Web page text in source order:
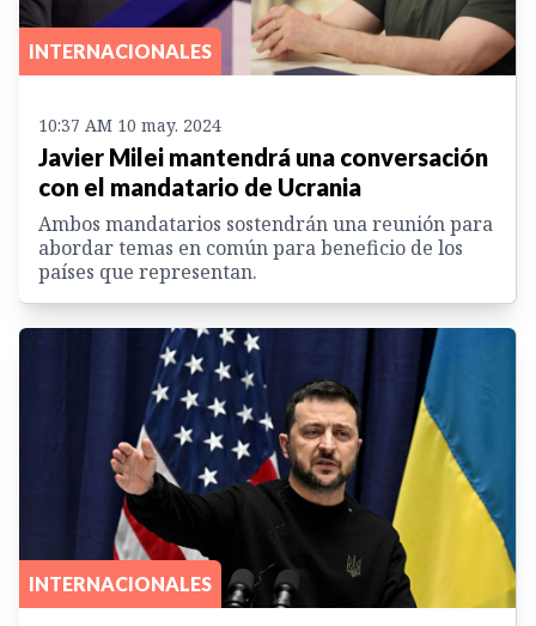
INTERNACIONALES
10:37 AM 10 may. 2024
Javier Milei mantendrá una conversación
con el mandatario de Ucrania
Ambos mandatarios sostendrán una reunión para
abordar temas en común para beneficio de los
países que representan.
INTERNACIONALES